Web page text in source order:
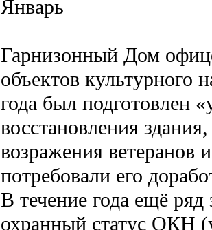
Январь
Гарнизонный Дом
объектов
года был подготовлен
восстановления
возражения ветеранов
потребовали его
В течение года ещё
охранный статус ОКН